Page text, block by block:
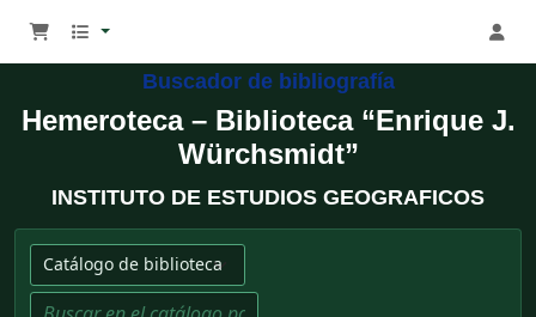
Buscador de bibliografía
Hemeroteca – Biblioteca “Enrique J.
Würchsmidt”
INSTITUTO DE ESTUDIOS GEOGRAFICOS
Buscar en el catálogo por:
Buscar en el catálogo por palabra clave